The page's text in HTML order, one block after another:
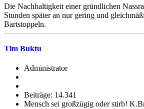
Die Nachhaltigkeit einer gründlichen
Stunden später an nur gering und
Bartstoppeln.
Tim Buktu
Administrator
Beiträge: 14.341
Mensch sei großzügig oder stirb!